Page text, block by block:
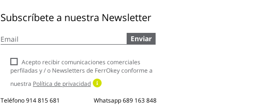
Subscríbete a nuestra Newsletter
a
boletín
noticias:
Enviar
Acepto recibir comunicaciones comerciales
perfiladas y / o Newsletters de FerrOkey conforme a
nuestra Política de privacidad
Teléfono914 815 681 Whatsapp689 163 848